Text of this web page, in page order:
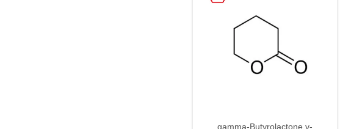
gamma-Butyrolactone γ-